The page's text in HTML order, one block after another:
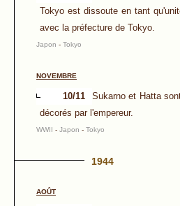
Tokyo est dissoute en tant
avec la préfecture de Tokyo.
Japon - Tokyo
NOVEMBRE
10/11
Sukarno et Hatta
décorés par l'empereur.
WWII - Japon - Tokyo
1944
AOÛT